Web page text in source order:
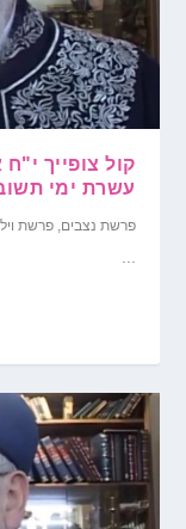
קול צופייך
עשרת ימי
פרשת נצבים,פרשת
...